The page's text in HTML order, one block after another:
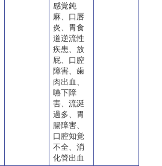
感覚鈍
麻、口唇
炎、胃食
道逆流性
疾患、放
屁、口腔
障害、歯
肉出血、
嚥下障
害、流涎
過多、胃
腸障害、
口腔知覚
不全、消
化管出血